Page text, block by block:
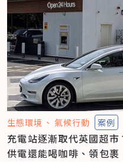
生態環境 氣候行動 案例
充電站逐漸取代英國超
供電還能喝咖啡、領包裹